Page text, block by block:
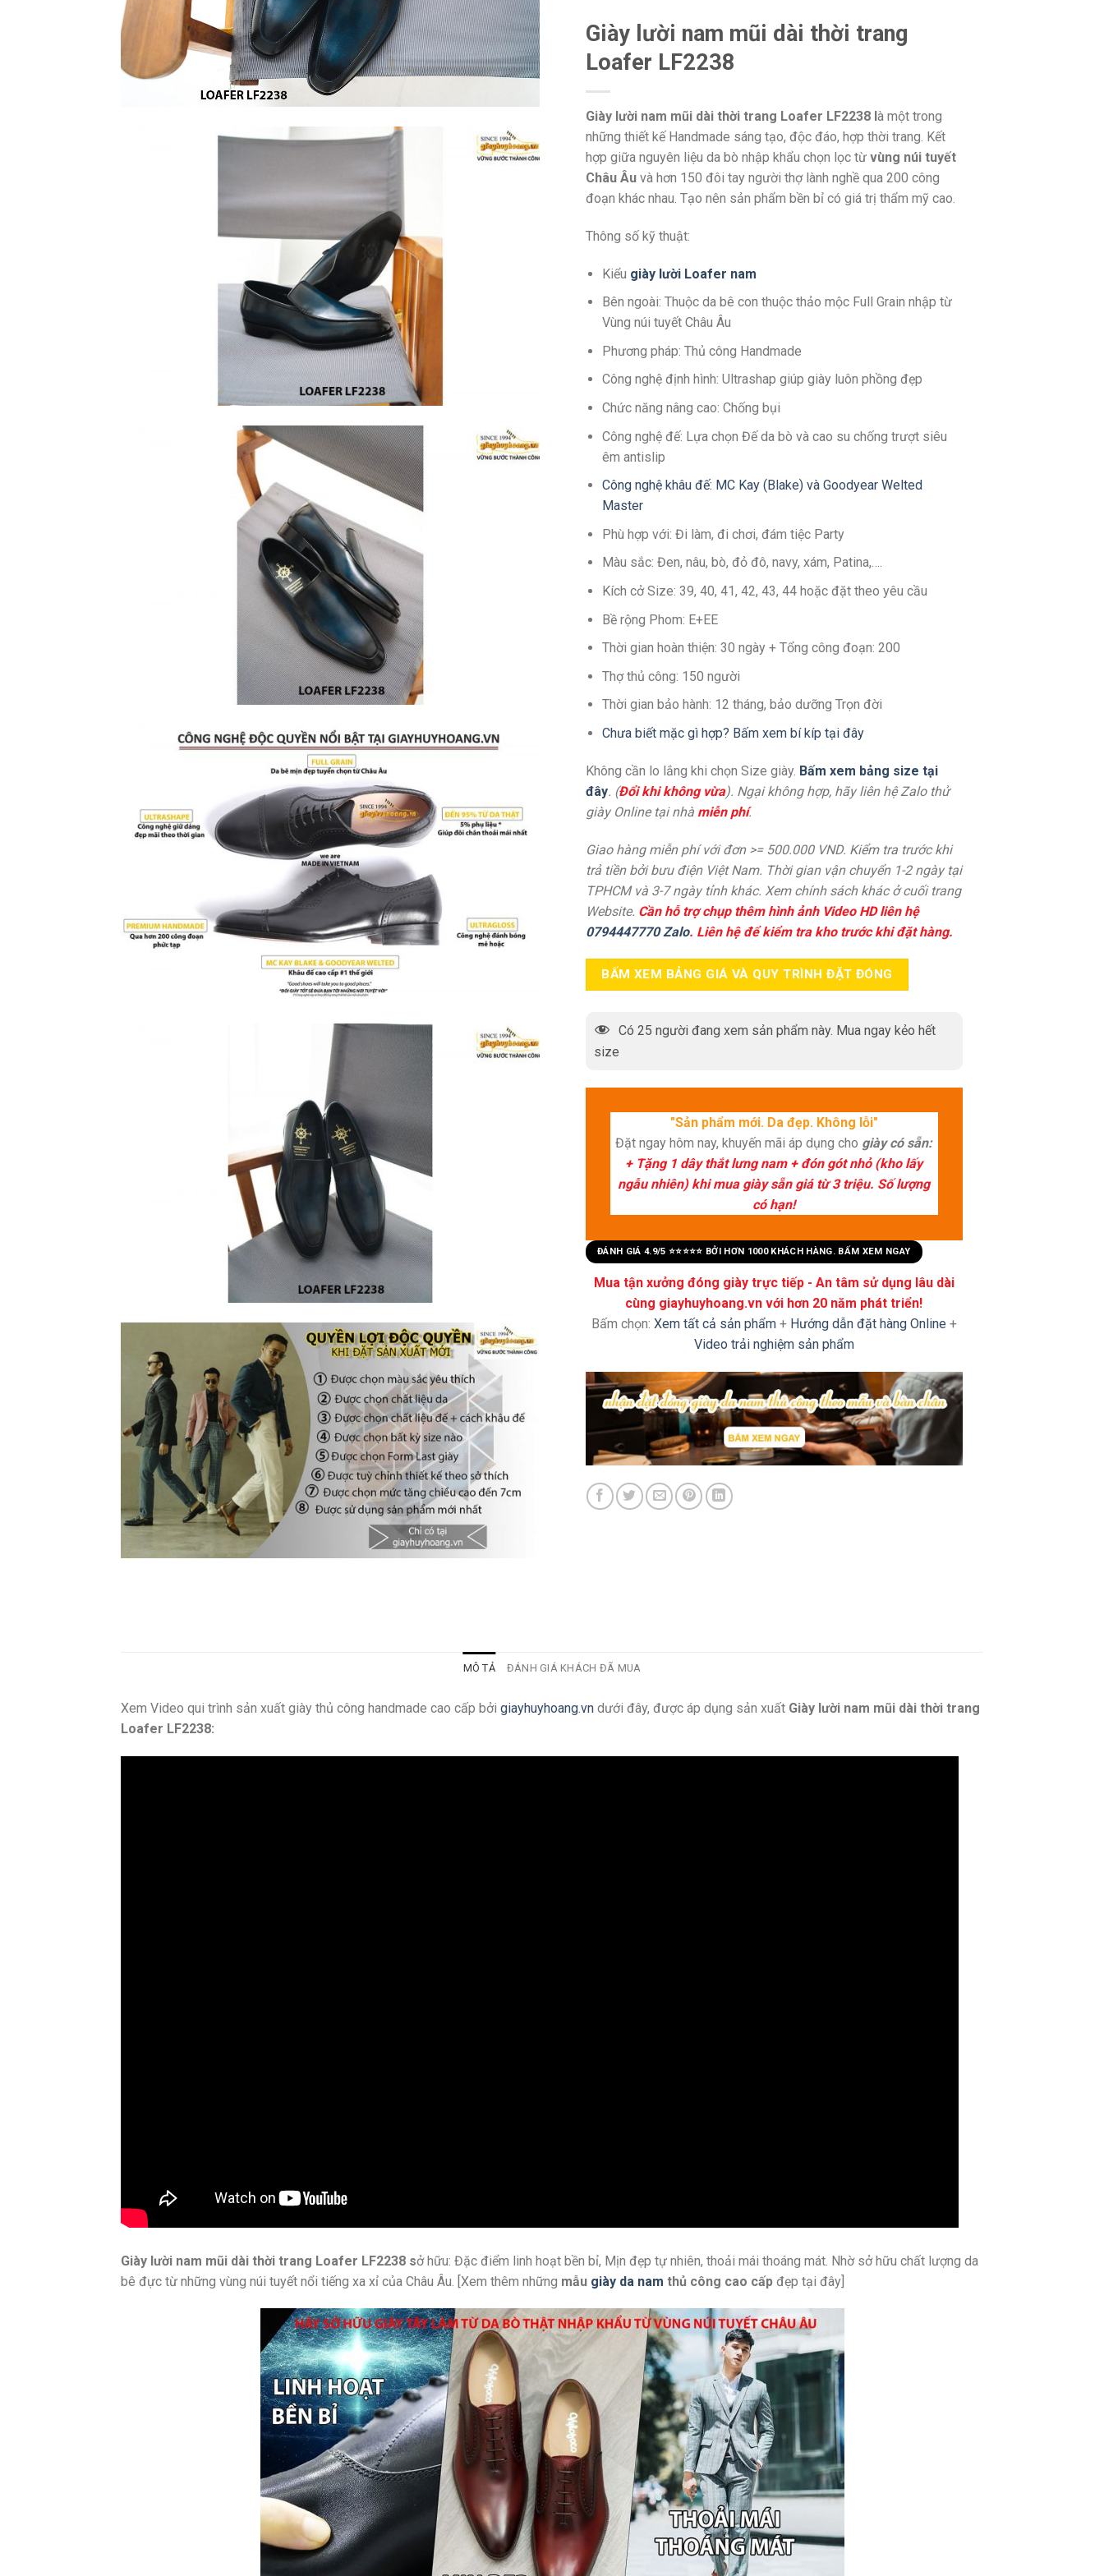
Giày lười nam mũi dài thời trang
Loafer LF2238
Giày lười nam mũi dài thời trang Loafer LF2238 là một trong
những thiết kế Handmade sáng tạo, độc đáo, hợp thời trang. Kết
hợp giữa nguyên liệu da bò nhập khẩu chọn lọc từ vùng núi tuyết
Châu Âuvà hơn 150 đôi tay người thợ lành nghề qua 200 công
đoạn khác nhau. Tạo nên sản phẩm bền bỉ có giá trị thẩm mỹ cao.
Thông số kỹ thuật:
Kiểu giày lười Loafer nam
Bên ngoài: Thuộc da bê con thuộc thảo mộc Full Grain nhập từ
Vùng núi tuyết Châu Âu
Phương pháp: Thủ công Handmade
Công nghệ định hình: Ultrashap giúp giày luôn phồng đẹp
Chức năng nâng cao: Chống bụi
Công nghệ đế: Lựa chọn Đế da bò và cao su chống trượt siêu
êm antislip
Công nghệ khâu đế: MC Kay (Blake) và Goodyear Welted
Master
Phù hợp với: Đi làm, đi chơi, đám tiệc Party
Màu sắc: Đen, nâu, bò, đỏ đô, navy, xám, Patina,….
Kích cở Size: 39, 40, 41, 42, 43, 44 hoặc đặt theo yêu cầu
Bề rộng Phom: E+EE
Thời gian hoàn thiện: 30 ngày + Tổng công đoạn: 200
Thợ thủ công: 150 người
Thời gian bảo hành: 12 tháng, bảo dưỡng Trọn đời
Chưa biết mặc gì hợp? Bấm xem bí kíp tại đây
Không cần lo lắng khi chọn Size giày. Bấm xem bảng size tại
đây. (Đổi khi không vừa). Ngại không hợp, hãy liên hệ Zalo thử
giày Online tại nhà miễn phí.
Giao hàng miễn phí với đơn >= 500.000 VND. Kiểm tra trước khi
trả tiền bởi bưu điện Việt Nam. Thời gian vận chuyển 1-2 ngày tại
TPHCM và 3-7 ngày tỉnh khác. Xem chính sách khác ở cuối trang
Website. Cần hỗ trợ chụp thêm hình ảnh Video HD liên hệ
0794447770 Zalo. Liên hệ để kiểm tra kho trước khi đặt hàng.
BẤM XEM BẢNG GIÁ VÀ QUY TRÌNH ĐẶT ĐÓNG
Có 25 người đang xem sản phẩm này. Mua ngay kẻo hết
size
"Sản phẩm mới. Da đẹp. Không lỗi"
Đặt ngay hôm nay, khuyến mãi áp dụng cho giày có sẵn:
+ Tặng 1 dây thắt lưng nam + đón gót nhỏ (kho lấy
ngẫu nhiên) khi mua giày sẵn giá từ 3 triệu. Số lượng
có hạn!
ĐÁNH GIÁ 4.9/5 ⭐⭐⭐⭐⭐ BỞI HƠN 1000 KHÁCH HÀNG. BẤM XEM NGAY
Mua tận xưởng đóng giày trực tiếp - An tâm sử dụng lâu dài
cùng giayhuyhoang.vn với hơn 20 năm phát triển!
Bấm chọn: Xem tất cả sản phẩm+ Hướng dẫn đặt hàng Online +
Video trải nghiệm sản phẩm
MÔ TẢ ĐÁNH GIÁ KHÁCH ĐÃ MUA
Xem Video qui trình sản xuất giày thủ công handmade cao cấp bởi giayhuyhoang.vn dưới đây, được áp dụng sản xuất Giày lười nam mũi dài thời trang
Loafer LF2238:
Giày lười nam mũi dài thời trang Loafer LF2238 sở hữu: Đặc điểm linh hoạt bền bỉ, Mịn đẹp tự nhiên, thoải mái thoáng mát. Nhờ sở hữu chất lượng da
bê đực từ những vùng núi tuyết nổi tiếng xa xỉ của Châu Âu. [Xem thêm những mẫu giày da nam thủ công cao cấp đẹp tại đây]